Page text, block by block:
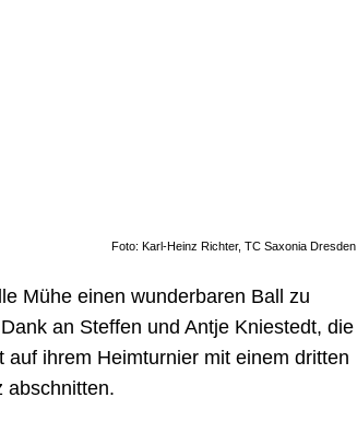
Foto: Karl-Heinz Richter, TC Saxonia Dresden
Mühe einen wunderbaren Ball zu
an Steffen und Antje Kniestedt, die
ihrem Heimturnier mit einem dritten
abschnitten.